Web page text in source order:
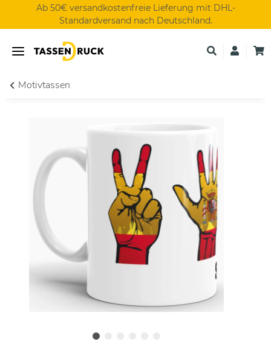
Ab 50€ versandkostenfreie Lieferung mit DHL-
Standardversand nach Deutschland.
Motivtassen